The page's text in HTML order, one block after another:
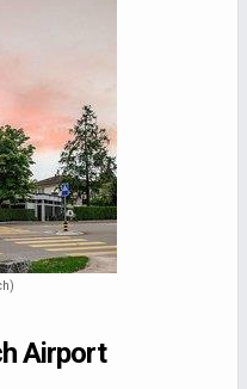
Airport